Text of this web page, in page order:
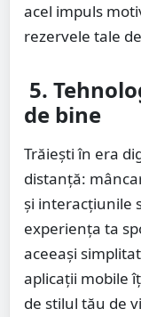
acel impuls
rezervele tale
5.
de bine
Trăiești în era
distanță:
și interacțiunile
experiența ta
aceeași
aplicații mobile
de stilul tău de